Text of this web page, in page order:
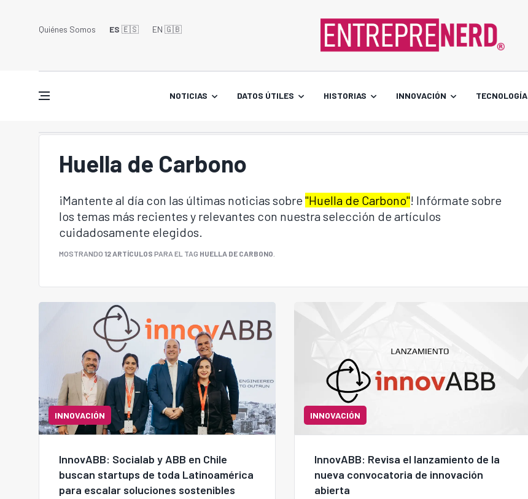
Quiénes Somos ES 🇪🇸 EN 🇬🇧󠁢󠁥󠁮󠁧󠁿
NOTICIAS DATOS ÚTILES HISTORIAS INNOVACIÓN TECNOLOGÍA
Huella de Carbono
¡Mantente al día con las últimas noticias sobre "Huella de Carbono"! Infórmate sobre
los temas más recientes y relevantes con nuestra selección de artículos
cuidadosamente elegidos.
MOSTRANDO 12 ARTÍCULOS PARA EL TAG HUELLA DE CARBONO
INNOVACIÓN
InnovABB: Socialab y ABB en Chile
buscan startups de toda Latinoamérica
para escalar soluciones sostenibles
INNOVACIÓN
InnovABB: Revisa el lanzamiento de la
nueva convocatoria de innovación
abierta